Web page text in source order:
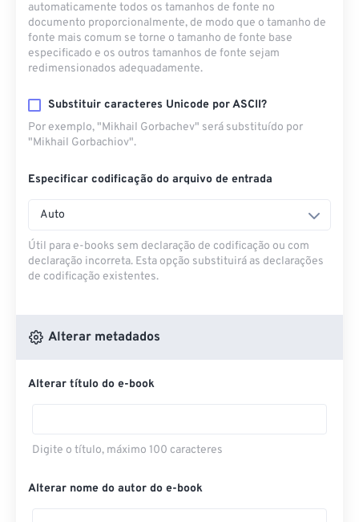
automaticamente todos os tamanhos de fonte no
documento proporcionalmente, de modo que o tamanho de
fonte mais comum se torne o tamanho de fonte base
especificado e os outros tamanhos de fonte sejam
redimensionados adequadamente.
Substituir caracteres Unicode por ASCII?
Por exemplo, "Mikhail Gorbachev" será substituído por
"Mikhail Gorbachiov".
Especificar codificação do arquivo de entrada
Auto
Útil para e-books sem declaração de codificação ou com
declaração incorreta. Esta opção substituirá as declarações
de codificação existentes.
Alterar metadados
Alterar título do e-book
Digite o título, máximo 100 caracteres
Alterar nome do autor do e-book